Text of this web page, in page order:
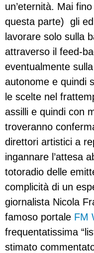
un’eternità. Mai
questa parte) gli
lavorare solo sulla
attraverso il feed-
eventualmente
autonome e quindi
le scelte nel
assilli e quindi con
troveranno
direttori artistici a
ingannare l’attesa
totoradio delle
complicità di un
giornalista Nicola
famoso portale FM
frequentatissima
stimato